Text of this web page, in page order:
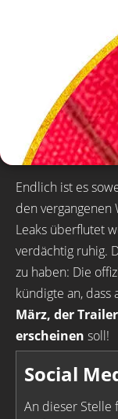
Endlich ist es
den vergangenen
Leaks überflutet
verdächtig ruhig.
zu haben: Die
kündigte an, dass
März, der
erscheinen soll!
Social
An dieser Stelle